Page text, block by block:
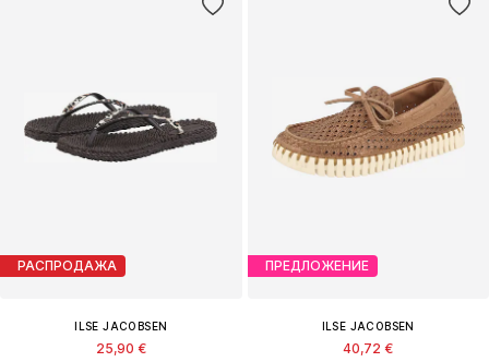
РАСПРОДАЖА
ILSE JACOBSEN
25,90 €
ПРЕДЛОЖЕНИЕ
ILSE JACOBSEN
40,72 €